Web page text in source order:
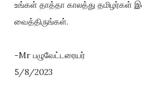
உங்கள் தாத்தா காலத்து தமிழர்கள்
வைத்திருங்கள்.
-Mr பழுவேட்டரையர்
5/8/2023